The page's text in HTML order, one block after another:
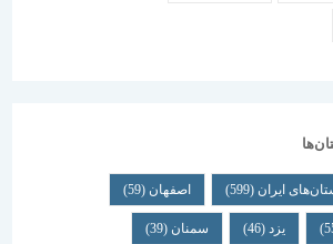
(599) اصفهان (59)
یزد سمنان (39)